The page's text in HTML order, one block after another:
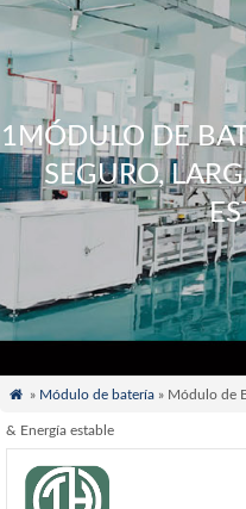
1MÓDULO DE
SEGURO,
 » Módulo de batería» Módulo de
& Energía estable